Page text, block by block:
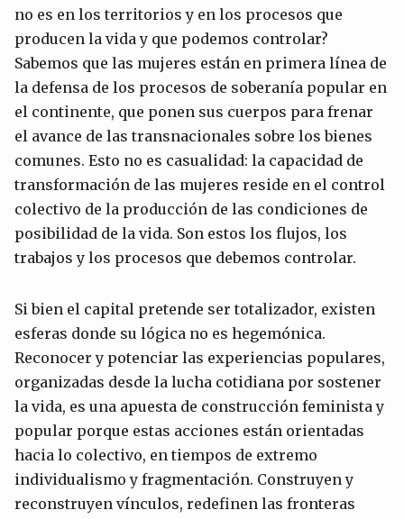
no es en los territorios y en los procesos que
producen la vida y que podemos controlar?
Sabemos que las mujeres están en primera línea de
la defensa de los procesos de soberanía popular en
el continente, que ponen sus cuerpos para frenar
el avance de las transnacionales sobre los bienes
comunes. Esto no es casualidad: la capacidad de
transformación de las mujeres reside en el control
colectivo de la producción de las condiciones de
posibilidad de la vida. Son estos los flujos, los
trabajos y los procesos que debemos controlar.
Si bien el capital pretende ser totalizador, existen
esferas donde su lógica no es hegemónica.
Reconocer y potenciar las experiencias populares,
organizadas desde la lucha cotidiana por sostener
la vida, es una apuesta de construcción feminista y
popular porque estas acciones están orientadas
hacia lo colectivo, en tiempos de extremo
individualismo y fragmentación. Construyen y
reconstruyen vínculos, redefinen las fronteras